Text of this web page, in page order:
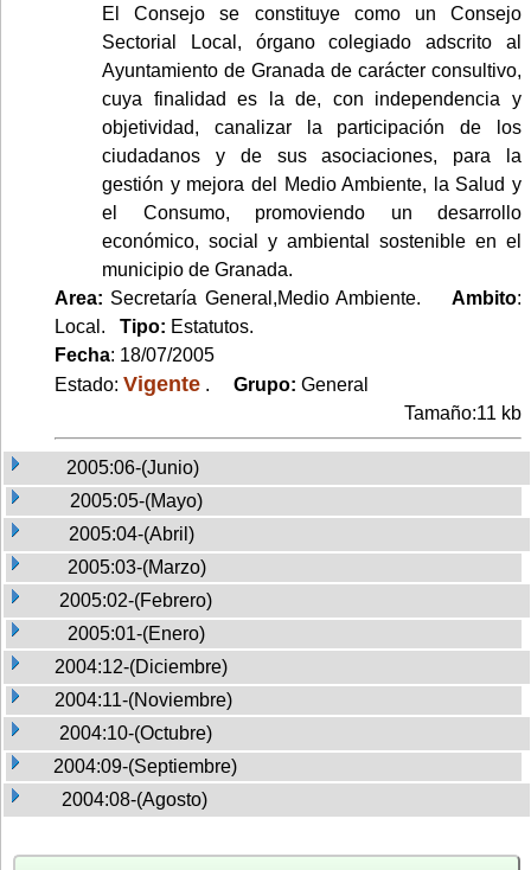
El Consejo se constituye como un Consejo
Sectorial Local, órgano colegiado adscrito al
Ayuntamiento de Granada de carácter consultivo,
cuya finalidad es la de, con independencia y
objetividad, canalizar la participación de los
ciudadanos y de sus asociaciones, para la
gestión y mejora del Medio Ambiente, la Salud y
el Consumo, promoviendo un desarrollo
económico, social y ambiental sostenible en el
municipio de Granada.
Area: Secretaría General,Medio Ambiente. Ambito:
Local. Tipo: Estatutos.
Fecha: 18/07/2005
Estado: Vigente . Grupo: General
Tamaño:11 kb
2005:06-(Junio)
2005:05-(Mayo)
2005:04-(Abril)
2005:03-(Marzo)
2005:02-(Febrero)
2005:01-(Enero)
2004:12-(Diciembre)
2004:11-(Noviembre)
2004:10-(Octubre)
2004:09-(Septiembre)
2004:08-(Agosto)